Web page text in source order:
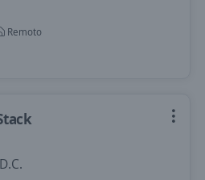
Remoto